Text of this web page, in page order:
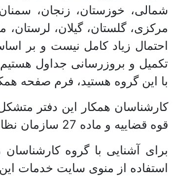
شمالی، خوزستان، زنجان،
مرکزی، گلستان، گیلان،
احتمال زیاد کامل نیست و بر
تکمیل و بروزرسانی جداول
با این گروه هستید، فرم صفحه
کارشناسان همکار این دفتر
قوه قضاییه و ماده 27 سازمان نظام مهندسی و کارشناسان تجربی رشته امور اقتصادی و بازرگانی می‌باشند.
برای آشنایی با گروه
استفاده از منوی سایت خدمات این